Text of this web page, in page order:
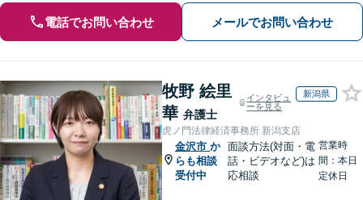
電話でお問い合わせ メールでお問い合わせ
牧野 絵里
華 弁護士
インタビュ
ーを見る
新潟県
虎ノ門法律経済事務所 新潟支店
金沢市 か
らも相談
受付中
面談方法(対面・電
話・ビデオなど)は
応相談
営業時
間：本日
定休日